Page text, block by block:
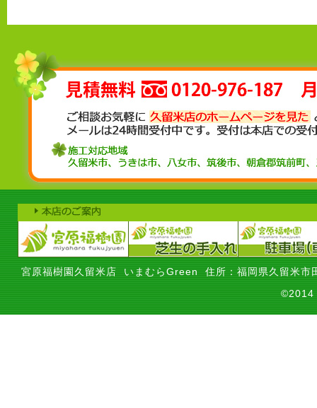
宮原福樹園久留米店 いまむらGreen 住所：福岡県久留米市
©2014